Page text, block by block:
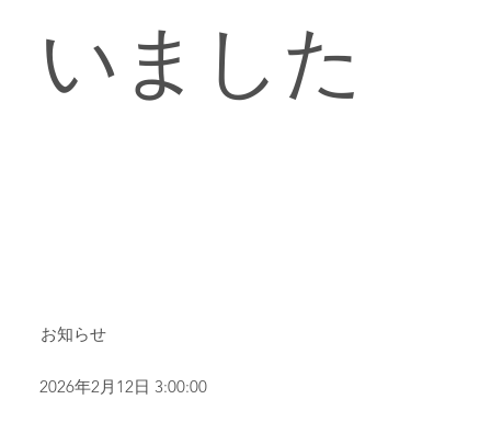
いました
お知らせ
2026年2月12日 3:00:00